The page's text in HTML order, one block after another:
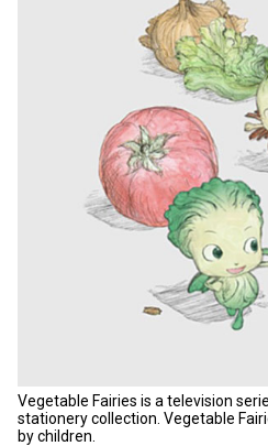
Vegetable Fairies is a television
stationery collection. Vegetable
by children.